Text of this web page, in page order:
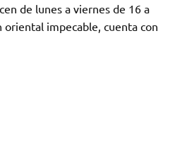
de lunes a viernes de 16 a
oriental impecable, cuenta con